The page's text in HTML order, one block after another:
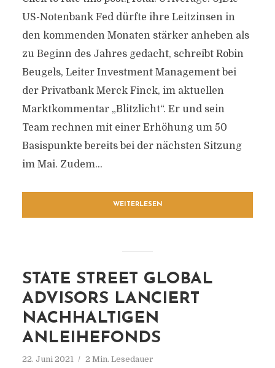
US-Notenbank Fed dürfte ihre Leitzinsen in
den kommenden Monaten stärker anheben als
zu Beginn des Jahres gedacht, schreibt Robin
Beugels, Leiter Investment Management bei
der Privatbank Merck Finck, im aktuellen
Marktkommentar „Blitzlicht“. Er und sein
Team rechnen mit einer Erhöhung um 50
Basispunkte bereits bei der nächsten Sitzung
im Mai. Zudem...
WEITERLESEN
STATE STREET GLOBAL
ADVISORS LANCIERT
NACHHALTIGEN
ANLEIHEFONDS
22. Juni 2021 2 Min. Lesedauer